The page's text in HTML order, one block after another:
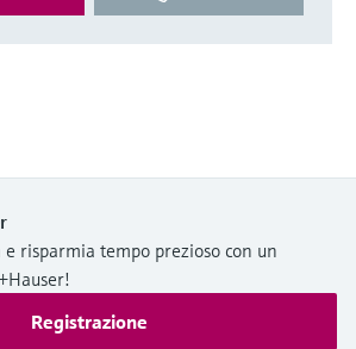
risparmia tempo prezioso con un
Registrazione